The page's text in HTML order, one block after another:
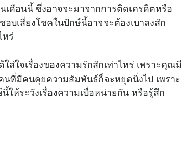
ดือนนี้ ซึ่งอาจจะมาจากการติดเครดิตหรือ
บเสี่ยงโชคในปักษ์นี้อาจจะต้องเบาลงสัก
หร่
ใจเรื่องของความรักสักเท่าไหร่ เพราะคุณมี
นที่มีคนคุยความสัมพันธ์ก็จะหยุดนิ่งไป เพราะ
ห้ระวังเรื่องความเบื่อหน่ายกัน หรือรู้สึก